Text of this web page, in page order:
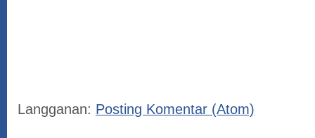
Langganan: Posting Komentar (Atom)